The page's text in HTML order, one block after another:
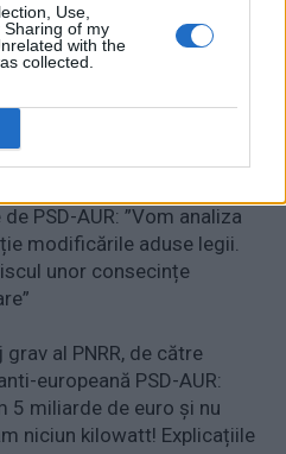
Use,
of my
with the
collected.
PSD-AUR: ”Vom analiza
modificările aduse legii.
unor consecințe
grav al PNRR, de către
europeană PSD-AUR:
5 miliarde de euro și nu
niciun kilowatt! Explicațiile